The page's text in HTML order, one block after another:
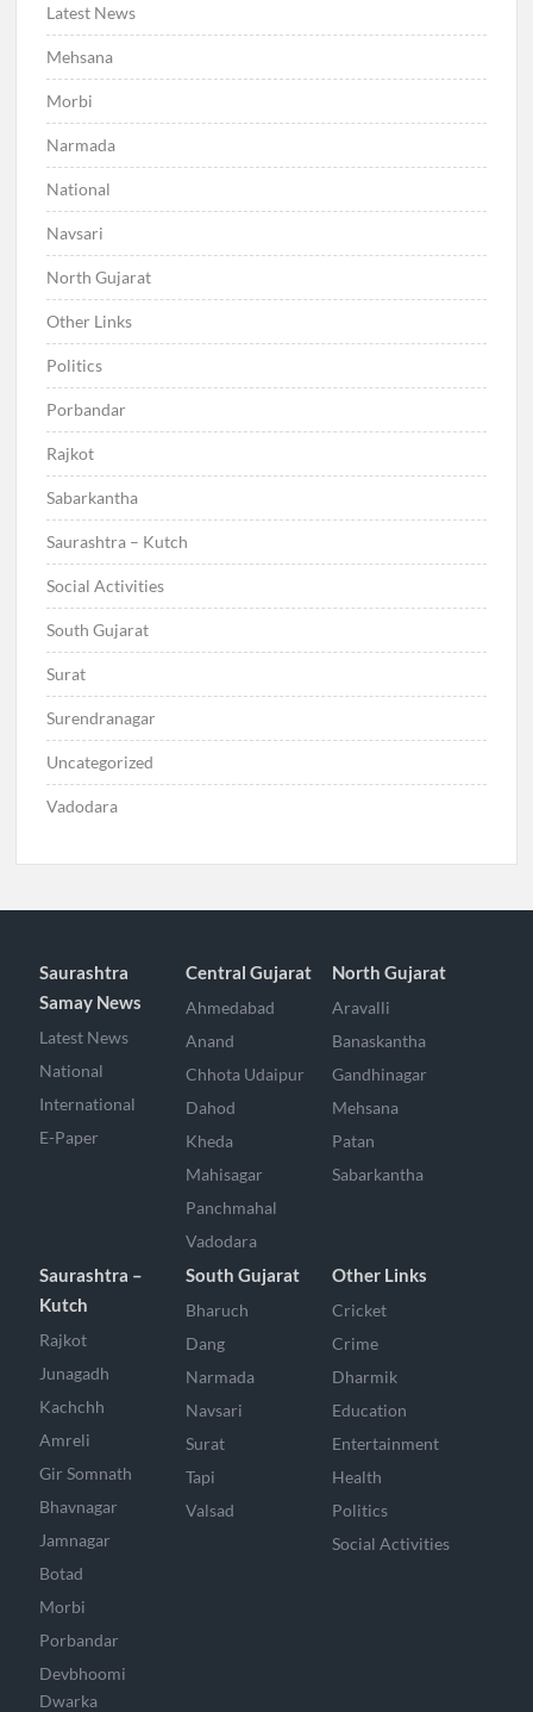
Latest News
Mehsana
Morbi
Narmada
National
Navsari
North Gujarat
Other Links
Politics
Porbandar
Rajkot
Sabarkantha
Saurashtra – Kutch
Social Activities
South Gujarat
Surat
Surendranagar
Uncategorized
Vadodara
Saurashtra
Samay News
Latest News
National
International
E-Paper
Central Gujarat
Ahmedabad
Anand
Chhota Udaipur
Dahod
Kheda
Mahisagar
Panchmahal
Vadodara
North Gujarat
Aravalli
Banaskantha
Gandhinagar
Mehsana
Patan
Sabarkantha
Saurashtra –
Kutch
Rajkot
Junagadh
Kachchh
Amreli
Gir Somnath
Bhavnagar
Jamnagar
Botad
Morbi
Porbandar
Devbhoomi
Dwarka
South Gujarat
Bharuch
Dang
Narmada
Navsari
Surat
Tapi
Valsad
Other Links
Cricket
Crime
Dharmik
Education
Entertainment
Health
Politics
Social Activities